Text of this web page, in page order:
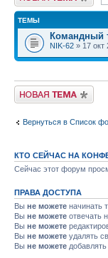
ТЕМЫ
Командный
NIK-62 » 17 окт
Новая тема
Вернуться в Список
КТО СЕЙЧАС НА
Сейчас этот форум
ПРАВА ДОСТУПА
Вы не можете начинать
Вы не можете отвечать
Вы не можете
Вы не можете удалять
Вы не можете